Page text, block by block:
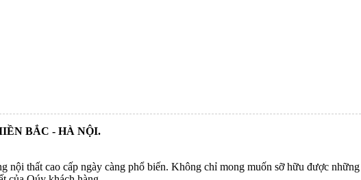
BẮC - HÀ NỘI.
nội thất cao cấp ngày càng phổ biến. Không chỉ mong muốn sỡ hữu được